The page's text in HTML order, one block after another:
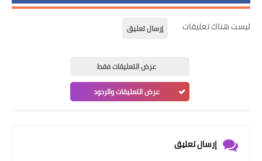
ليست هناك تعليقات إرسال تعليق
عرض التعليقات فقط
عرض التعليقات والردود
إرسال تعليق